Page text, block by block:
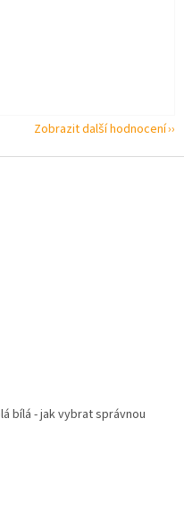
Zobrazit další hodnocení
bílá - jak vybrat správnou